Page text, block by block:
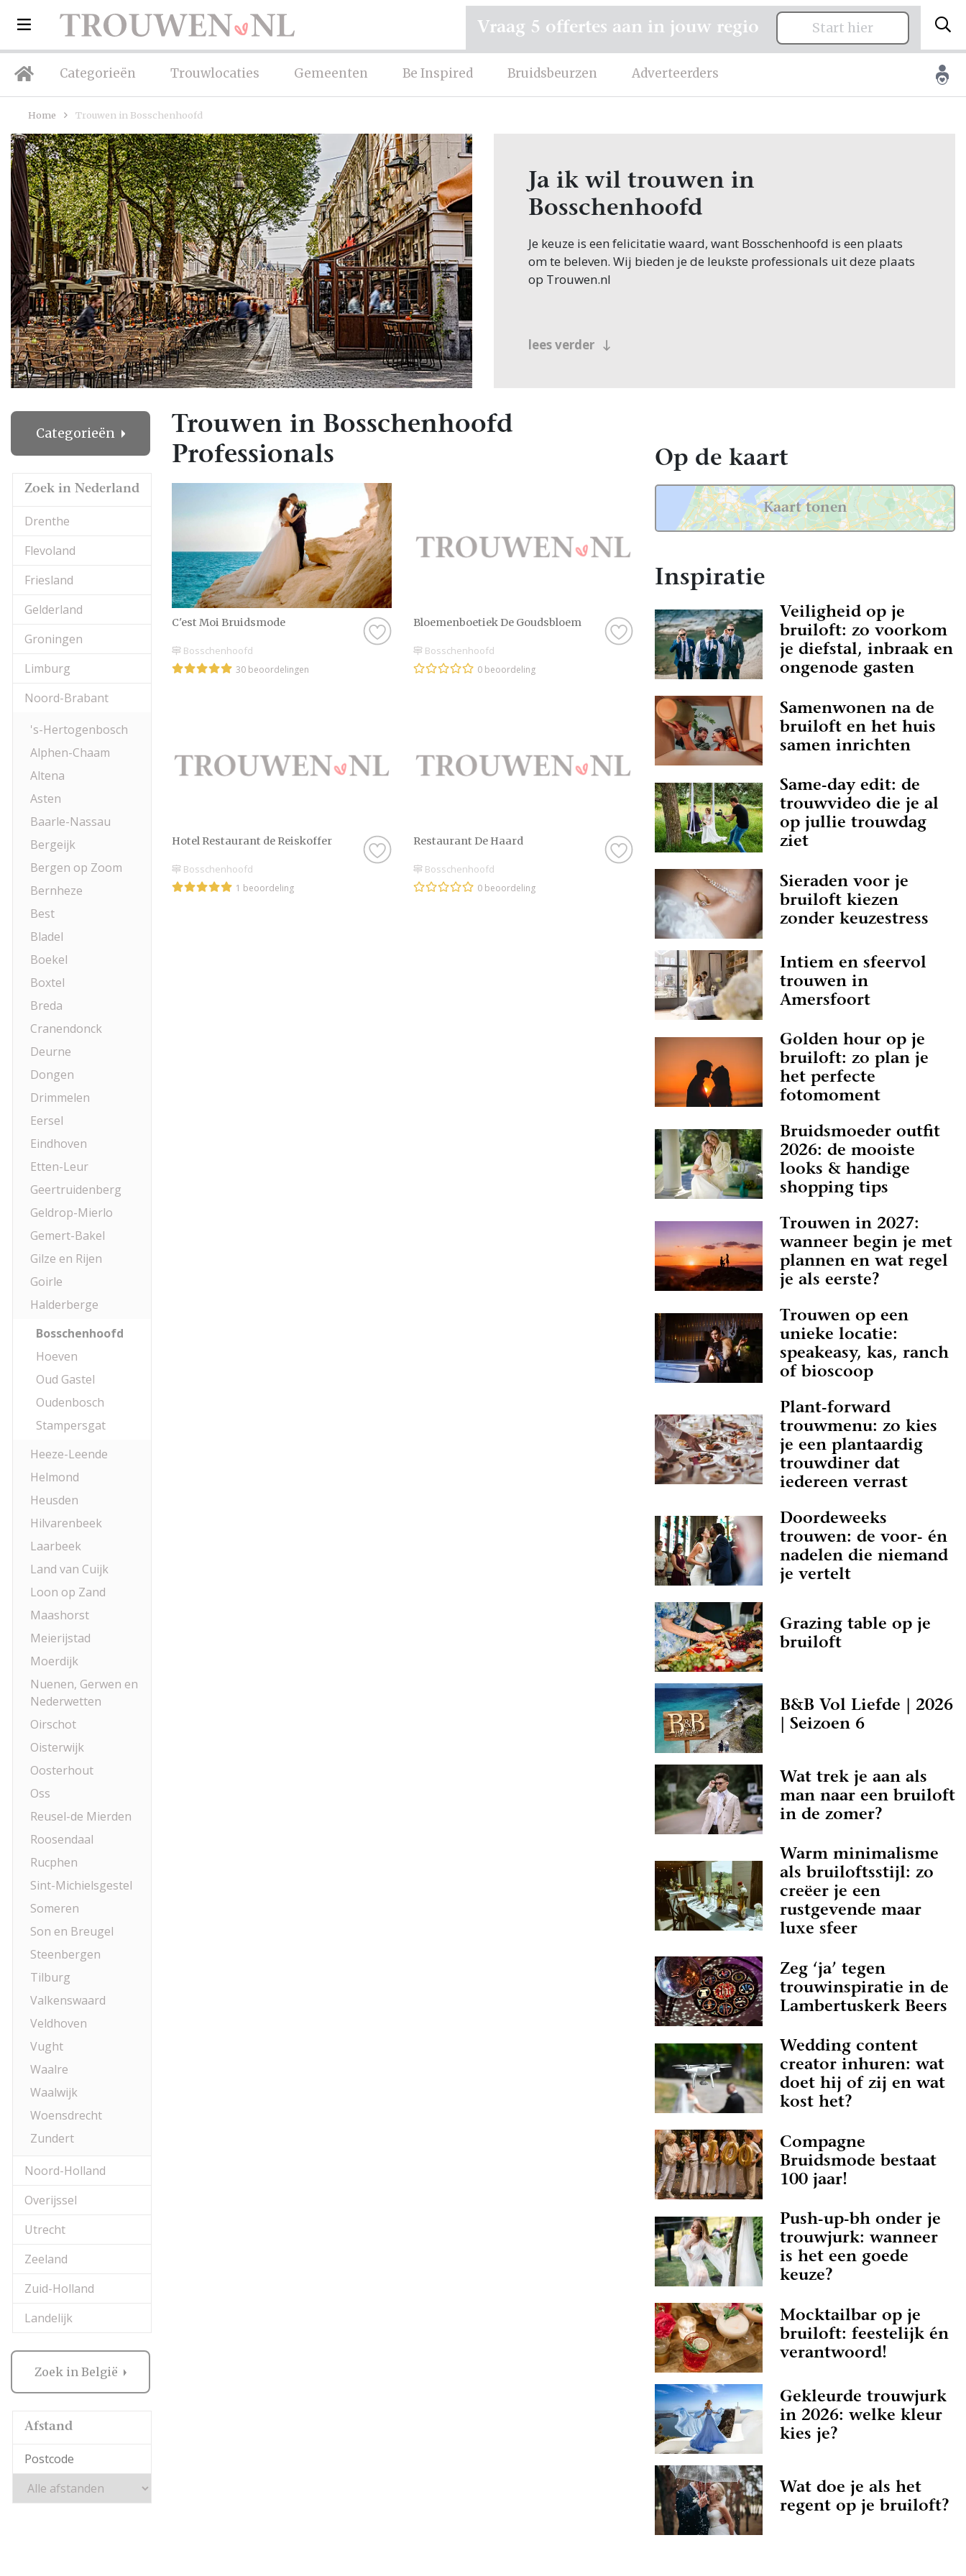
Categorieën Trouwlocaties Gemeenten Be Inspired Bruidsbeurzen Adverteerders
Vraag 5 offertes aan in jouw regio Start hier
Home Trouwen in Bosschenhoofd
Ja ik wil trouwen in
Bosschenhoofd
Je keuze is een felicitatie waard, want Bosschenhoofd is een plaats
om te beleven. Wij bieden je de leukste professionals uit deze plaats
op Trouwen.nl
lees verder
Categorieën
Zoek in Nederland
Drenthe
Flevoland
Friesland
Gelderland
Groningen
Limburg
Noord-Brabant
's-Hertogenbosch
Alphen-Chaam
Altena
Asten
Baarle-Nassau
Bergeijk
Bergen op Zoom
Bernheze
Best
Bladel
Boekel
Boxtel
Breda
Cranendonck
Deurne
Dongen
Drimmelen
Eersel
Eindhoven
Etten-Leur
Geertruidenberg
Geldrop-Mierlo
Gemert-Bakel
Gilze en Rijen
Goirle
Halderberge
Bosschenhoofd
Hoeven
Oud Gastel
Oudenbosch
Stampersgat
Heeze-Leende
Helmond
Heusden
Hilvarenbeek
Laarbeek
Land van Cuijk
Loon op Zand
Maashorst
Meierijstad
Moerdijk
Nuenen, Gerwen en
Nederwetten
Oirschot
Oisterwijk
Oosterhout
Oss
Reusel-de Mierden
Roosendaal
Rucphen
Sint-Michielsgestel
Someren
Son en Breugel
Steenbergen
Tilburg
Valkenswaard
Veldhoven
Vught
Waalre
Waalwijk
Woensdrecht
Zundert
Noord-Holland
Overijssel
Utrecht
Zeeland
Zuid-Holland
Landelijk
Zoek in België
Afstand
Trouwen in Bosschenhoofd
Professionals
C'est Moi Bruidsmode
Bosschenhoofd
30 beoordelingen
Bloemenboetiek De Goudsbloem
Bosschenhoofd
0 beoordeling
Hotel Restaurant de Reiskoffer
Bosschenhoofd
1 beoordeling
Restaurant De Haard
Bosschenhoofd
0 beoordeling
Op de kaart
Kaart tonen
Inspiratie
Veiligheid op je
bruiloft: zo voorkom
je diefstal, inbraak en
ongenode gasten
Samenwonen na de
bruiloft en het huis
samen inrichten
Same-day edit: de
trouwvideo die je al
op jullie trouwdag
ziet
Sieraden voor je
bruiloft kiezen
zonder keuzestress
Intiem en sfeervol
trouwen in
Amersfoort
Golden hour op je
bruiloft: zo plan je
het perfecte
fotomoment
Bruidsmoeder outfit
2026: de mooiste
looks & handige
shopping tips
Trouwen in 2027:
wanneer begin je met
plannen en wat regel
je als eerste?
Trouwen op een
unieke locatie:
speakeasy, kas, ranch
of bioscoop
Plant-forward
trouwmenu: zo kies
je een plantaardig
trouwdiner dat
iedereen verrast
Doordeweeks
trouwen: de voor- én
nadelen die niemand
je vertelt
Grazing table op je
bruiloft
B&B Vol Liefde | 2026
| Seizoen 6
Wat trek je aan als
man naar een bruiloft
in de zomer?
Warm minimalisme
als bruiloftsstijl: zo
creëer je een
rustgevende maar
luxe sfeer
Zeg ‘ja’ tegen
trouwinspiratie in de
Lambertuskerk Beers
Wedding content
creator inhuren: wat
doet hij of zij en wat
kost het?
Compagne
Bruidsmode bestaat
100 jaar!
Push-up-bh onder je
trouwjurk: wanneer
is het een goede
keuze?
Mocktailbar op je
bruiloft: feestelijk én
verantwoord!
Gekleurde trouwjurk
in 2026: welke kleur
kies je?
Wat doe je als het
regent op je bruiloft?